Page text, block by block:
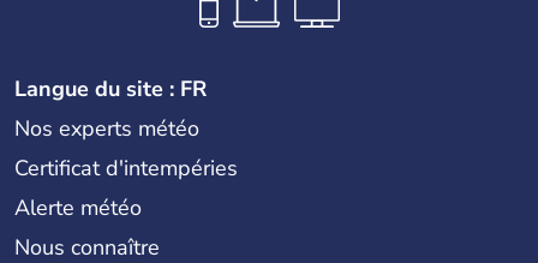
Langue du site : FR
Nos experts météo
Certificat d'intempéries
Alerte météo
Nous connaître